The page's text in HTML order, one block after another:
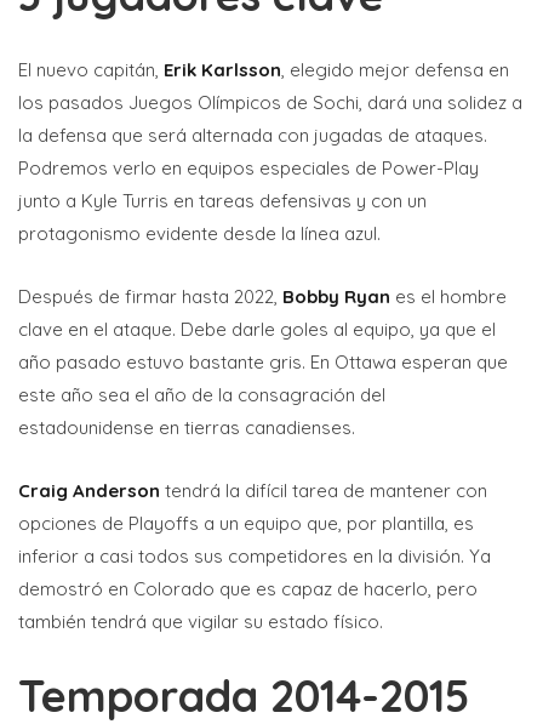
El nuevo capitán, Erik Karlsson , elegido mejor defensa en
los pasados Juegos Olímpicos de Sochi, dará una solidez a
la defensa que será alternada con jugadas de ataques.
Podremos verlo en equipos especiales de Power-Play
junto a Kyle Turris en tareas defensivas y con un
protagonismo evidente desde la línea azul.
Después de firmar hasta 2022, Bobby Ryan es el hombre
clave en el ataque. Debe darle goles al equipo, ya que el
año pasado estuvo bastante gris. En Ottawa esperan que
este año sea el año de la consagración del
estadounidense en tierras canadienses.
Craig Anderson tendrá la difícil tarea de mantener con
opciones de Playoffs a un equipo que, por plantilla, es
inferior a casi todos sus competidores en la división. Ya
demostró en Colorado que es capaz de hacerlo, pero
también tendrá que vigilar su estado físico.
Temporada 2014-2015